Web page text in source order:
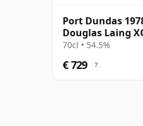
Port Dundas
Douglas Laing
Black Series -
70cl • 54.5%
€ 729 ?